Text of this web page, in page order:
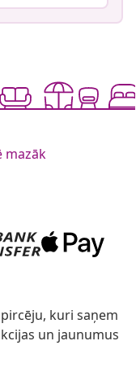
mazāk
kuri saņem
un jaunumus